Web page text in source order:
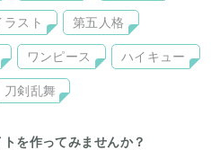
ラスト 第五人格
ワンピース ハイキュー
刀剣乱舞
を作ってみませんか？